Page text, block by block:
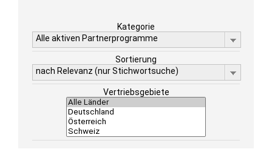
Kategorie
Alle aktiven Partnerprogramme
Sortierung
nach Relevanz (nur Stichwortsuche)
Vertriebsgebiete